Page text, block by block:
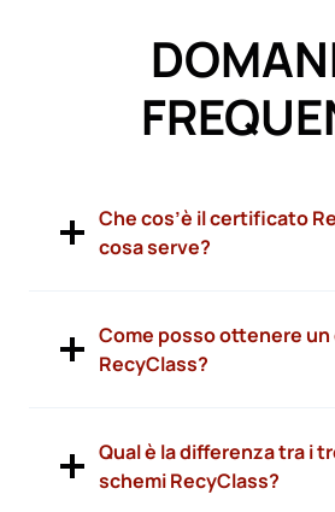
Che cos’è il certificato
cosa serve?
Come posso ottenere
RecyClass?
Qual è la differenza tra i
schemi RecyClass?